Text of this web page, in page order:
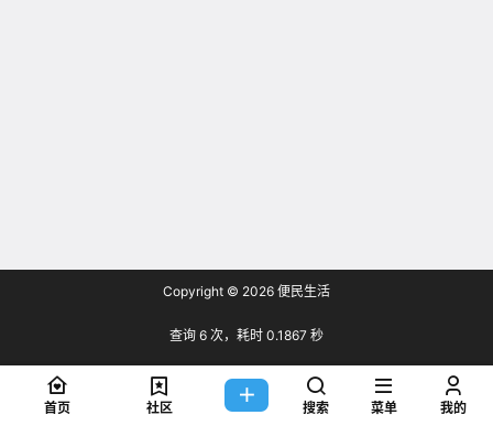
Copyright © 2026 便民生活
查询 6 次，耗时 0.1867 秒
首页 社区 搜索 菜单 我的